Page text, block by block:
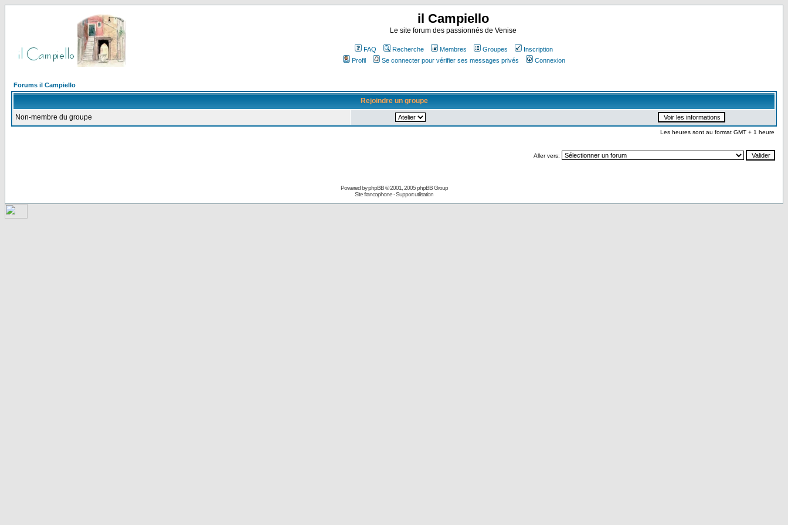
il Campiello
Le site forum des passionnés de Venise
FAQ Recherche Membres Groupes
Inscription
Profil
Se connecter pour vérifier ses messages privés Connexion
Forums il Campiello
Rejoindre un groupe
Non-membre du groupe
Les heures sont au format GMT + 1 heure
Aller vers:
Powered byphpBB© 2001, 2005 phpBB Group
Site francophone-Support utilisation